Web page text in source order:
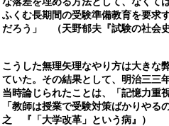
ふくむ長期間の受験準備教育を要求
だろう」 （天野郁夫『試験の社会
こうした無理矢理なやり方は大きな
ていた。その結果として、明治三三
当時論じられたことは、「記憶力重
「教師は授業で受験対策ばかりや
之 『「大学改革」という病』）